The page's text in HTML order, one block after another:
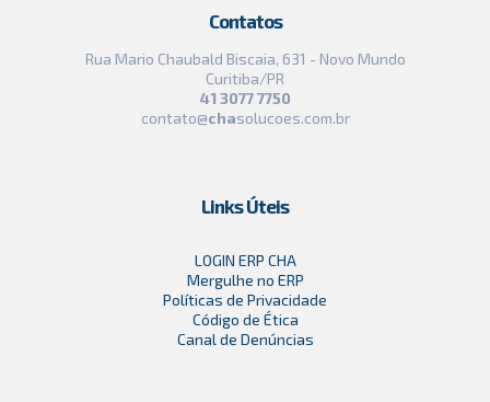
Contatos
Rua Mario Chaubald Biscaia, 631 - Novo Mundo
Curitiba/PR
41 3077 7750
contato@chasolucoes.com.br
Links Úteis
LOGIN ERP CHA
Mergulhe no ERP
Políticas de Privacidade
Código de Ética
Canal de Denúncias